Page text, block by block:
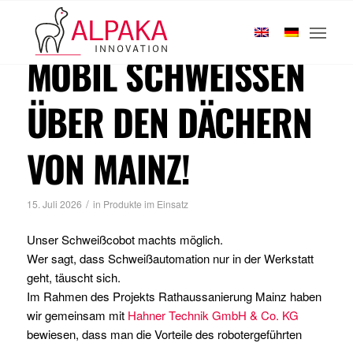
Startseite 2026
MOBIL SCHWEISSEN Ü
BER DEN DÄCHERN V
ON MAINZ!
15. Juli 2026 / in Produkte im Einsatz
Unser Schweißcobot machts möglich.
Wer sagt, dass Schweißautomation nur in der Werkstatt
geht, täuscht sich.
Im Rahmen des Projekts Rathaussanierung Mainz haben
wir gemeinsam mit Hahner Technik GmbH & Co. KG
bewiesen, dass man die Vorteile des robotergeführten